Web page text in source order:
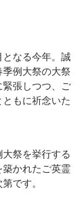
となる今年。誠
例大祭の大祭
緊張しつつ、ご
もに祈念いた
祭を挙行する
かれたご英霊
です。